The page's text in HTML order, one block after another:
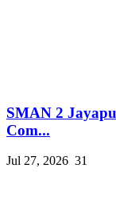
SMAN 2
Com...
Jul 27, 2026 31